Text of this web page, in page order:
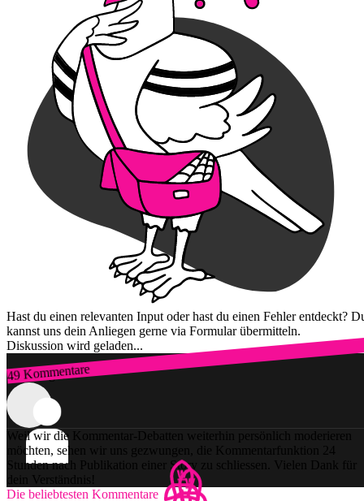
Hast du einen relevanten Input oder hast du einen Fehler entdeckt?
kannst uns dein Anliegen gerne via Formular übermitteln.
Diskussion wird geladen...
49 Kommentare
Zum Login
Weil wir die Kommentar-Debatten weiterhin persönlich moderieren
möchten, sehen wir uns gezwungen, die Kommentarfunktion 24
Stunden nach Publikation einer Story zu schliessen. Vielen Dank für
dein Verständnis!
Die beliebtesten Kommentare